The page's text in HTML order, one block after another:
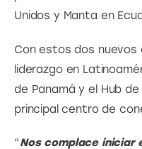
Unidos y Manta en
Con estos dos
liderazgo en
de Panamá y el Hub
principal centro de
“Nos complace iniciar